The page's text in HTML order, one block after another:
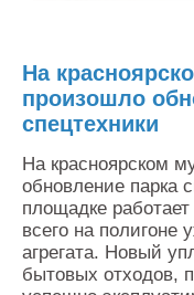
На
произошло
спецтехники
На красноярском
обновление парка
площадке
всего на полигоне
агрегата. Новый
бытовых отходов,